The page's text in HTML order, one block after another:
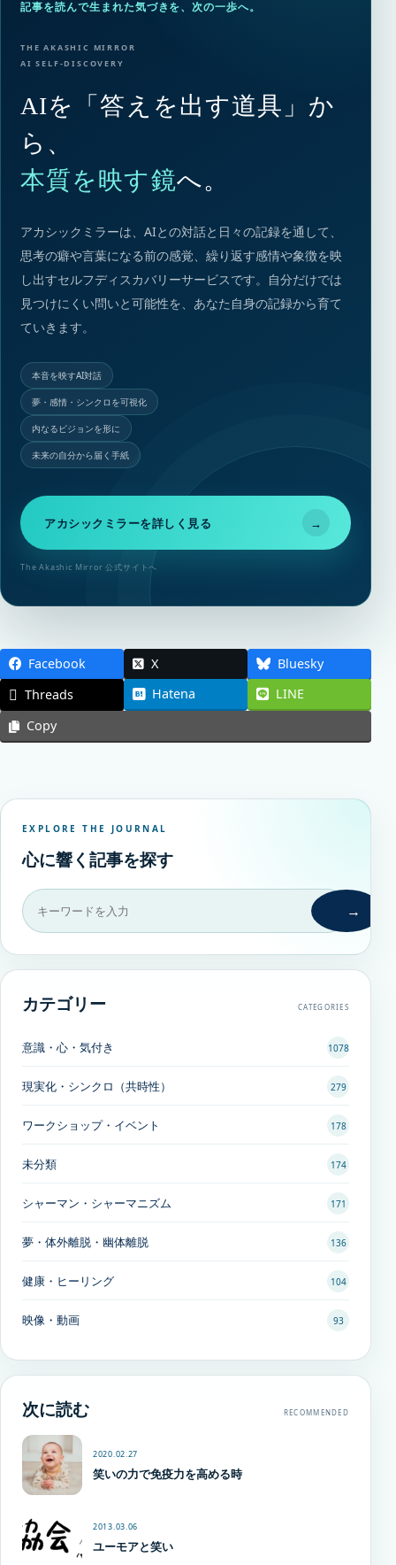
記事を読んで生まれた気づきを、次の一歩へ。
THE AKASHIC MIRROR
AI SELF-DISCOVERY
AIを「答えを出す道具」か
ら、
本質を映す鏡へ。
アカシックミラーは、AIとの対話と日々の記録を通して、
思考の癖や言葉になる前の感覚、繰り返す感情や象徴を映
し出すセルフディスカバリーサービスです。自分だけでは
見つけにくい問いと可能性を、あなた自身の記録から育て
ていきます。
本音を映すAI対話
夢・感情・シンクロを可視化
内なるビジョンを形に
未来の自分から届く手紙
アカシックミラーを詳しく見る →
The Akashic Mirror 公式サイトへ
Facebook X
Bluesky
Threads
Hatena
LINE
Copy
EXPLORE THE JOURNAL
心に響く記事を探す
→
カテゴリー CATEGORIES
意識・心・気付き 1078
現実化・シンクロ（共時性） 279
ワークショップ・イベント 178
未分類 174
シャーマン・シャーマニズム 171
夢・体外離脱・幽体離脱 136
健康・ヒーリング 104
映像・動画 93
次に読む RECOMMENDED
2020.02.27
笑いの力で免疫力を高める時
2013.03.06
ユーモアと笑い